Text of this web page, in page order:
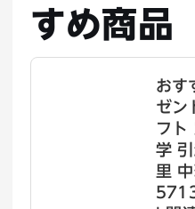
すめ商品
おす
ゼン
フト
学
里